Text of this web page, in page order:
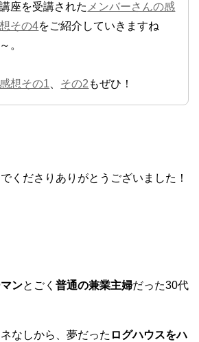
講座を受講された メンバーさんの感
想その4をご紹介していきますね
～。
感想その1 その2 もぜひ！
くださりありがとうございました！
ンとごく 普通の兼業主婦だった30代
なしから、夢だった ログハウスをハ